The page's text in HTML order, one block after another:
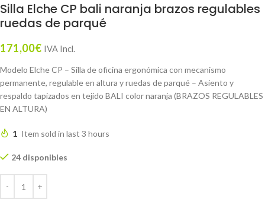
Silla Elche CP bali naranja brazos regulables
ruedas de parqué
171,00€ IVA Incl.
Modelo Elche CP – Silla de oficina ergonómica con mecanismo
permanente, regulable en altura y ruedas de parqué – Asiento y
respaldo tapizados en tejido BALI color naranja (BRAZOS REGULABLES
EN ALTURA)
1 Item sold in last 3 hours
24 disponibles